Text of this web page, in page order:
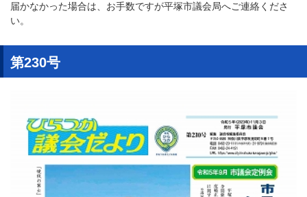
届かなかった場合は、お手数ですが平塚市議会局へご連絡くださ
い。
第230号